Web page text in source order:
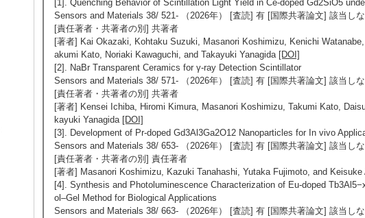
[1]. Quenching Behavior of Scintillation Light Yield in Ce-doped Gd2SiO5
Sensors and Materials 38/ 521- （2026年） [査読] 有 [国際共著論文] 該当し
[責任著者・共著者の別] 共著者
[著者] Kai Okazaki, Kohtaku Suzuki, Masanori Koshimizu, Kenichi
akumi Kato, Noriaki Kawaguchi, and Takayuki Yanagida [DOI]
[2]. NaBr Transparent Ceramics for γ-ray Detection Scintillator
Sensors and Materials 38/ 571- （2026年） [査読] 有 [国際共著論文] 該当し
[責任著者・共著者の別] 共著者
[著者] Kensei Ichiba, Hiromi Kimura, Masanori Koshimizu, Takumi Kato,
kayuki Yanagida [DOI]
[3]. Development of Pr-doped Gd3Al3Ga2O12 Nanoparticles for In vivo
Sensors and Materials 38/ 653- （2026年） [査読] 有 [国際共著論文] 該当し
[責任著者・共著者の別] 責任著者
[著者] Masanori Koshimizu, Kazuki Tanahashi, Yutaka Fujimoto, and Keisuke
[4]. Synthesis and Photoluminescence Characterization of Eu-doped
ol–Gel Method for Biological Applications
Sensors and Materials 38/ 663- （2026年） [査読] 有 [国際共著論文] 該当し